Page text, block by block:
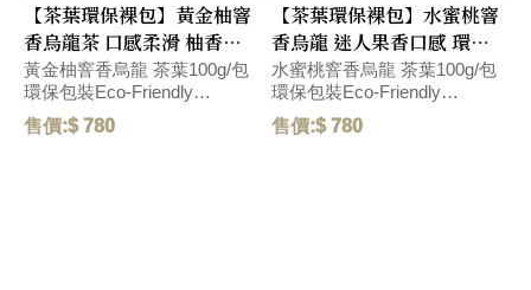
【茶葉環保裸包】黃金柚窨
香烏龍茶 口感柔滑 柚香沁
入心脾 環保包裝Eco-
Friendly Pack
黃金柚窨香烏龍 茶葉100g/包
環保包裝Eco-Friendly
Packaging 口感柔滑,帶濃郁柚
香台灣伴手禮,帶濃郁香氣的黃
售價:$ 780
【茶葉環保裸包】水蜜桃窨
香烏龍 迷人果香口感 環保
包裝Eco-Friendly
Packaging
水蜜桃窨香烏龍 茶葉100g/包
環保包裝Eco-Friendly
Packaging 具有水蜜桃風味的
台灣烏龍茶，帶有迷人果香和
售價:$ 780